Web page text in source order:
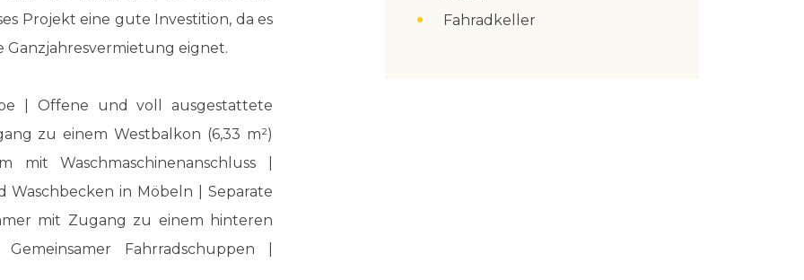
Projekt eine gute Investition, da es
Ganzjahresvermietung eignet.
| Offene und voll ausgestattete
zu einem Westbalkon (6,33 m²)
Waschmaschinenanschluss |
in Möbeln | Separate
mit Zugang zu einem hinteren
Fahrradschuppen |
Fahradkeller